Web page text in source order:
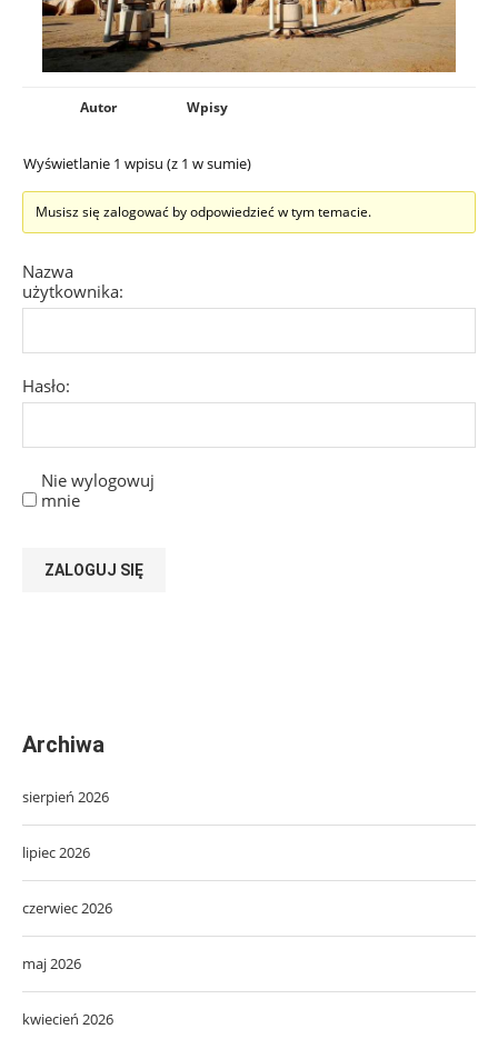
Autor Wpisy
Wyświetlanie 1 wpisu (z 1 w sumie)
Musisz się zalogować by odpowiedzieć w tym temacie.
Nazwa
użytkownika:
Hasło:
Nie wylogowuj
mnie
ZALOGUJ SIĘ
Archiwa
sierpień 2026
lipiec 2026
czerwiec 2026
maj 2026
kwiecień 2026